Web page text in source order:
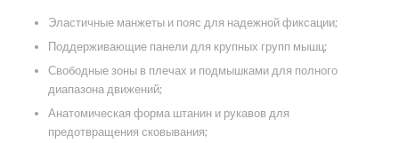
Эластичные манжеты и пояс для надежной фиксации;
Поддерживающие панели для крупных групп мышц;
Свободные зоны в плечах и подмышками для полного
диапазона движений;
Анатомическая форма штанин и рукавов для
предотвращения сковывания;